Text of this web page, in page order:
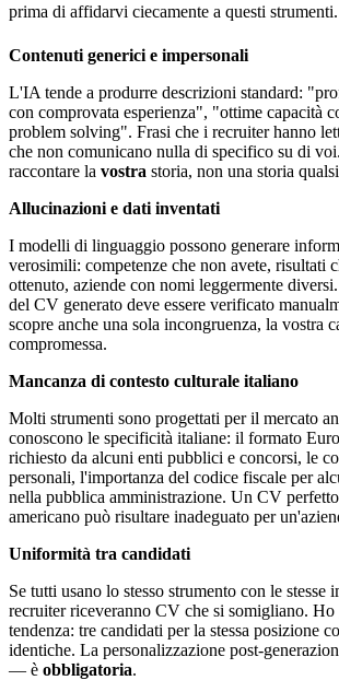
prima di affidarvi ciecamente a questi
Contenuti generici e impersonali
L'IA tende a produrre descrizioni standard:
con comprovata esperienza", "ottime capacità
problem solving". Frasi che i recruiter hanno
che non comunicano nulla di specifico su di
raccontare la vostra storia, non una storia
Allucinazioni e dati inventati
I modelli di linguaggio possono generare
verosimili: competenze che non avete, risultati
ottenuto, aziende con nomi leggermente
del CV generato deve essere verificato
scopre anche una sola incongruenza, la vostra
compromessa.
Mancanza di contesto culturale italiano
Molti strumenti sono progettati per il mercato
conoscono le specificità italiane: il formato
richiesto da alcuni enti pubblici e concorsi, le
personali, l'importanza del codice fiscale per
nella pubblica amministrazione. Un CV
americano può risultare inadeguato per
Uniformità tra candidati
Se tutti usano lo stesso strumento con le stesse
recruiter riceveranno CV che si somigliano. Ho
tendenza: tre candidati per la stessa posizione
identiche. La personalizzazione post-
— è obbligatoria.